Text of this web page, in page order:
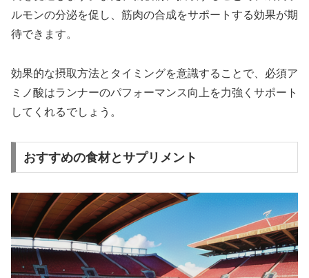
ルモンの分泌を促し、筋肉の合成をサポートする効果が期
待できます。
効果的な摂取方法とタイミングを意識することで、必須ア
ミノ酸はランナーのパフォーマンス向上を力強くサポート
してくれるでしょう。
おすすめの食材とサプリメント